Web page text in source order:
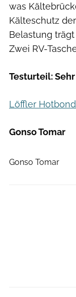
was
Kälteschutz
Belastung
Zwei RV-
Testurteil:
Löffler
Gonso Tomar
Gonso Tomar